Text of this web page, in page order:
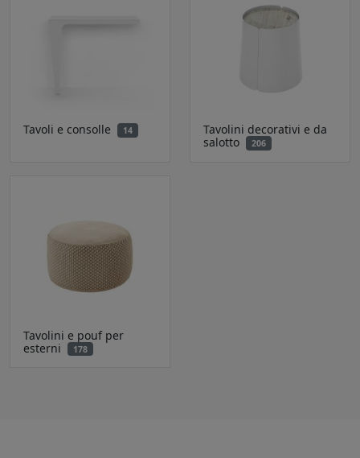
Tavoli e consolle 14
Tavolini decorativi e da
salotto
206
Tavolini e pouf per
esterni
178